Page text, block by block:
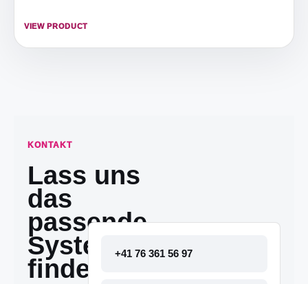
VIEW PRODUCT
KONTAKT
Lass uns
das
passende
System
finden.
+41 76 361 56 97